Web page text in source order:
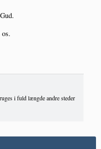
i fuld længde andre steder